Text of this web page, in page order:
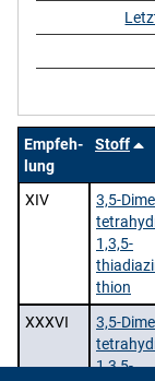
Empfeh-
lung
Stoff
XIV
3,5-
1,3,5-
thion
XXXVI
3,5-
1,3,5-